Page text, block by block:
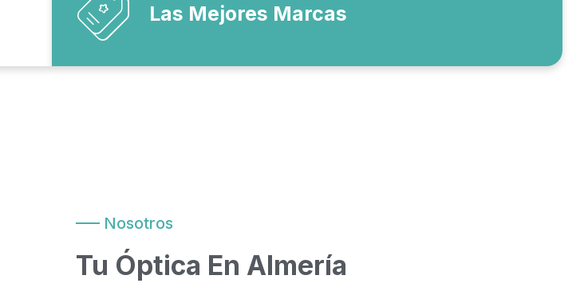
Las Mejores Marcas
Nosotros
Tu Óptica En Almería